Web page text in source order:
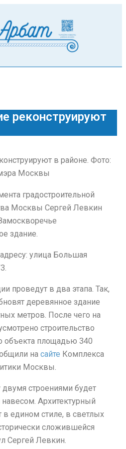
реконструируют
градостроительной
Москвы Сергей Левкин
здание.
улица Большая
проведут в два этапа. Так,
деревянное здание
метров. После чего на
строительство
объекта площадью 340
на сайте Комплекса
Москвы.
строениями будет
Архитектурный
едином стиле, в светлых
сложившейся
Сергей Левкин.